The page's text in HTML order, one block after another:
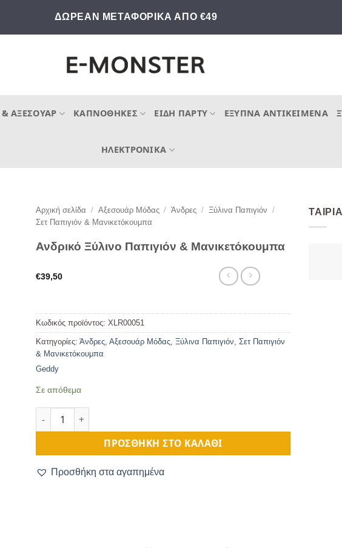
ΔΩΡΕΑΝ ΜΕΤΑΦΟΡΙΚΑ ΑΠΟ €49
ΑΞΕΣΟΥΆΡ ΚΑΠΝΟΘΉΚΕΣ ΕΊΔΗ ΠΆΡΤΥ ΈΞΥΠΝΑ ΑΝΤΙΚΕΊΜΕΝΑ
ΗΛΕΚΤΡΟΝΙΚΆ
Αρχική σελίδα / Αξεσουάρ Μόδας / Άνδρες / Ξύλινα Παπιγιόν /
Σετ Παπιγιόν & Μανικετόκουμπα
Ανδρικό Ξύλινο Παπιγιόν & Μανικετόκουμπα
€39,50
Κωδικός προϊόντος: XLR00051
Κατηγορίες: Άνδρες, Αξεσουάρ Μόδας, Ξύλινα Παπιγιόν, Σετ Παπιγιόν
& Μανικετόκουμπα
Geddy
Σε απόθεμα
ΠΡΟΣΘΉΚΗ ΣΤΟ ΚΑΛΆΘΙ
Προσθήκη στα αγαπημένα